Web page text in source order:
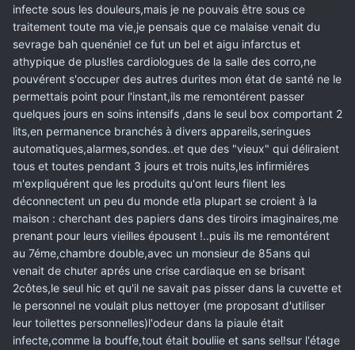
infecte sous les douleurs,mais je ne pouvais être sous ce
traitement toute ma vie,je pensais que ce malaise venait du
sevrage bah quenénie! ce fut un bel et aigu infarctus et
athypique de plus!les cardiologues de la salle des corro,ne
pouvérent s'occuper des autres durites mon état de santé ne le
permettais point pour l'instant,ils me remontérent passer
quelques jours en soins intensifs ,dans le seul box comportant 2
lits,en permanence branchés à divers appareils,seringues
automatiques,alarmes,sondes..et que des "vieux" qui déliraient
tous et toutes pendant 3 jours et trois nuits,les infirmiéres
m'expliquérent que les produits qu'ont leurs filent les
déconnectent un peu du monde etla plupart se croient à la
maison : cherchant des papiers dans des tiroirs imaginaires,me
prenant pour leurs vieilles épousent !..puis ils me remontérent
au 7éme,chambre double,avec un monsieur de 85ans qui
venait de chuter aprés une crise cardiaque en se brisant
2côtes,le seul hic et qu'il ne savait pas pisser dans la cuvette et
le personnel ne voulait plus nettoyer (me proposant d'utiliser
leur toilettes personnelles)l'odeur dans la piaule était
infecte,comme la bouffe,tout était bouliie et sans sel!sur l'étage